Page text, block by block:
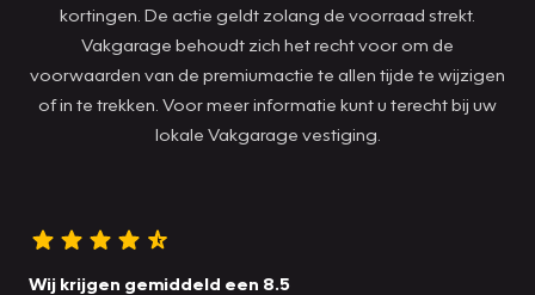
kortingen. De actie geldt zolang de voorraad strekt.
Vakgarage behoudt zich het recht voor om de
voorwaarden van de premiumactie te allen tijde te wijzigen
of in te trekken. Voor meer informatie kunt u terecht bij uw
lokale Vakgarage vestiging.
Wij krijgen gemiddeld een 8.5